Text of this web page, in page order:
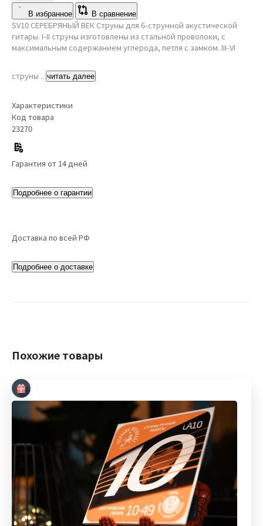
В избранное В сравнение
SV10 СЕРЕБРЯНЫЙ ВЕК Струны для 6-струнной акустической
гитары. I-II струны изготовлены из стальной проволоки, с
максимальным содержанием углерода, петля с замком. III-VI
струны .. читать далее
Характеристики
Код товара
23270
Гарантия от 14 дней
Подробнее о гарантии
Доставка по всей РФ
Подробнее о доставке
Похожие товары